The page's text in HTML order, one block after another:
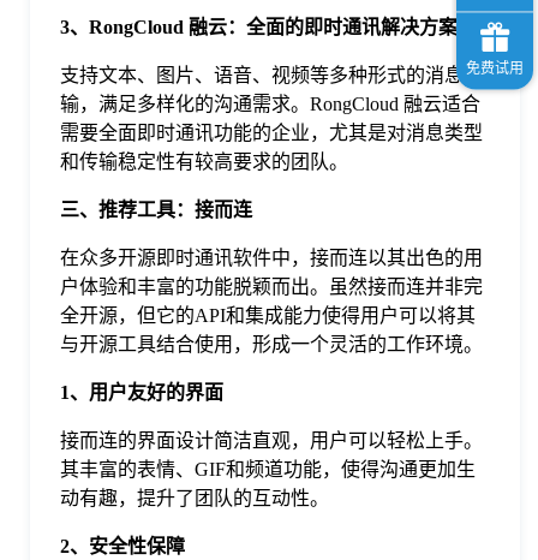
3、RongCloud 融云：全面的即时通讯解决方案
支持文本、图片、语音、视频等多种形式的消息传
输，满足多样化的沟通需求。RongCloud 融云适合
需要全面即时通讯功能的企业，尤其是对消息类型
和传输稳定性有较高要求的团队。
三、推荐工具：接而连
在众多开源即时通讯软件中，接而连以其出色的用
户体验和丰富的功能脱颖而出。虽然接而连并非完
全开源，但它的API和集成能力使得用户可以将其
与开源工具结合使用，形成一个灵活的工作环境。
1、用户友好的界面
接而连的界面设计简洁直观，用户可以轻松上手。
其丰富的表情、GIF和频道功能，使得沟通更加生
动有趣，提升了团队的互动性。
2、安全性保障